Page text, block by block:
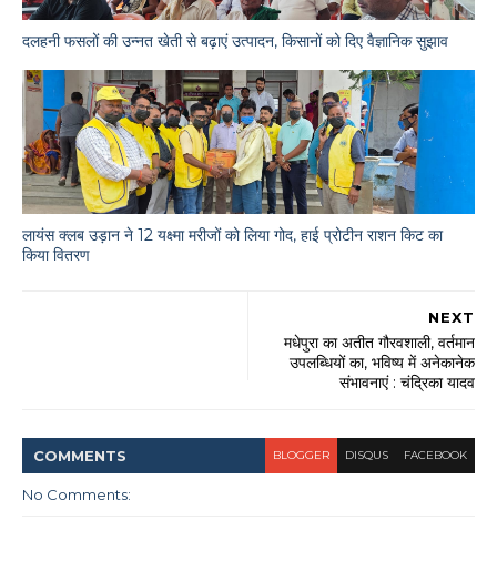
दलहनी फसलों की उन्नत खेती से बढ़ाएं उत्पादन, किसानों को दिए वैज्ञानिक सुझाव
लायंस क्लब उड़ान ने 12 यक्ष्मा मरीजों को लिया गोद, हाई प्रोटीन राशन किट का
किया वितरण
NEXT
मधेपुरा का अतीत गौरवशाली, वर्तमान
उपलब्धियों का, भविष्य में अनेकानेक
संभावनाएं : चंद्रिका यादव
COMMENTS BLOGGER DISQUS FACEBOOK
No Comments: